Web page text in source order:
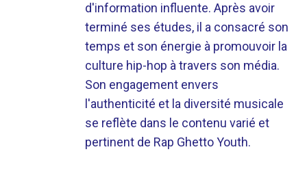
d'information influente. Après avoir
terminé ses études, il a consacré son
temps et son énergie à promouvoir la
culture hip-hop à travers son média.
Son engagement envers
l'authenticité et la diversité musicale
se reflète dans le contenu varié et
pertinent de Rap Ghetto Youth.